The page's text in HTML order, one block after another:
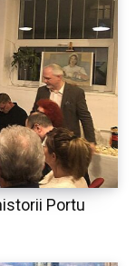
Portu